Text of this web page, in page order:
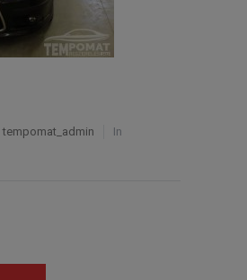
tempomat_admin
In